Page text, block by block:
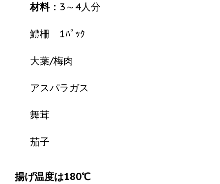
材料： 3～4人分
鱧柵 1ﾊﾟｯｸ
大葉/梅肉
アスパラガス
舞茸
茄子
揚げ温度は180℃